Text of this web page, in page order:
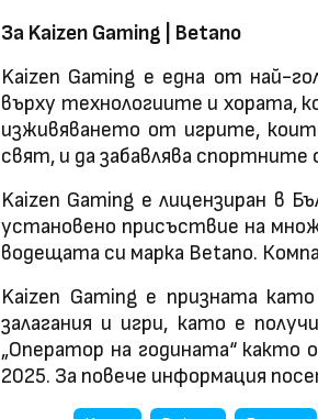
За Kaizen Gaming | Betano
Kaizen Gaming е една от най-
върху технологиите и хората,
изживяването от игрите,
свят, и да забавлява
Kaizen Gaming е лицензиран в
установено присъствие на
водещата си марка Betano.
Kaizen Gaming е призната
залагания и игри, като е
„Оператор на годината“ както
2025. За повече информация